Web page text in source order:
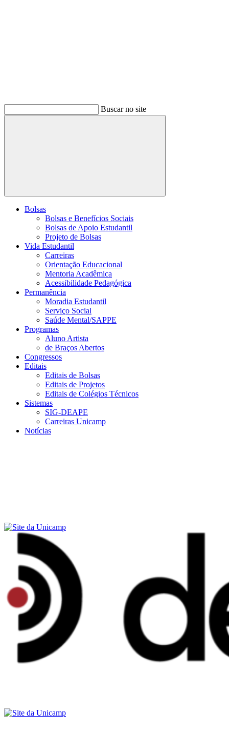
Buscar no site
Buscar
Bolsas
Bolsas e Benefícios Sociais
Bolsas de Apoio Estudantil
Projeto de Bolsas
Vida Estudantil
Carreiras
Orientação Educacional
Mentoria Acadêmica
Acessibilidade Pedagógica
Permanência
Moradia Estudantil
Serviço Social
Saúde Mental/SAPPE
Programas
Aluno Artista
de Braços Abertos
Congressos
Editais
Editais de Bolsas
Editais de Projetos
Editais de Colégios Técnicos
Sistemas
SIG-DEAPE
Carreiras Unicamp
Notícias